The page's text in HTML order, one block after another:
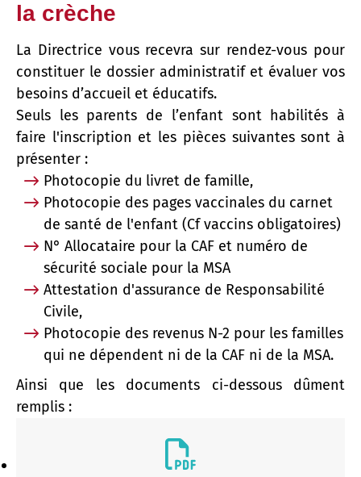
la crèche
La Directrice vous recevra sur rendez-vous pour
constituer le dossier administratif et évaluer vos
besoins d’accueil et éducatifs.
Seuls les parents de l’enfant sont habilités à
faire l'inscription et les pièces suivantes sont à
présenter :
Photocopie du livret de famille,
Photocopie des pages vaccinales du carnet
de santé de l'enfant (Cf vaccins obligatoires)
N° Allocataire pour la CAF et numéro de
sécurité sociale pour la MSA
Attestation d'assurance de Responsabilité
Civile,
Photocopie des revenus N-2 pour les familles
qui ne dépendent ni de la CAF ni de la MSA.
Ainsi que les documents ci-dessous dûment
remplis :